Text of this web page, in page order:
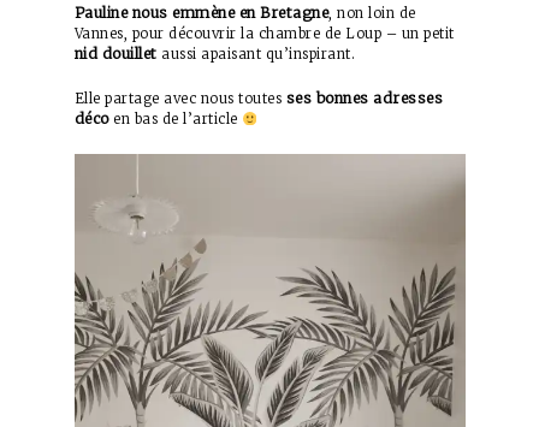
Pauline nous emmène en Bretagne, non loin de
Vannes, pour découvrir la chambre de Loup – un petit
nid douillet aussi apaisant qu’inspirant.
Elle partage avec nous toutes ses bonnes adresses
déco en bas de l’article